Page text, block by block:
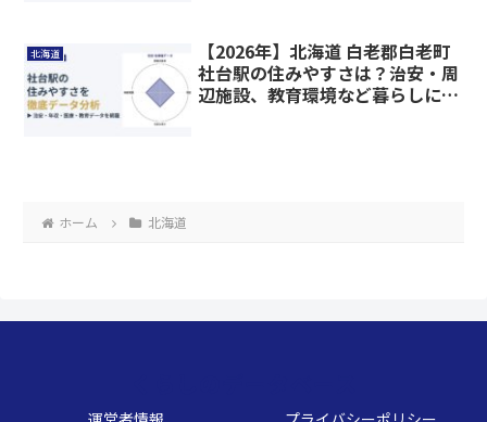
北海道
【2026年】北海道 白老郡白老町
社台駅の住みやすさは？治安・周
辺施設、教育環境など暮らしに関
ホーム 北海道